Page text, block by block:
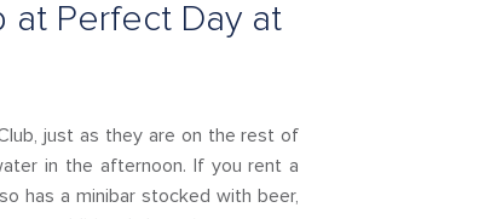
at Perfect Day at
just as they are on the rest of
in the afternoon. If you rent a
has a minibar stocked with beer,